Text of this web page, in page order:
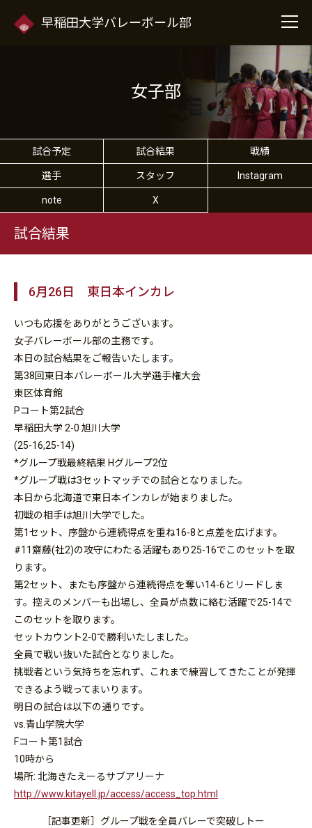
早稲田大学バレーボール部
女子部
試合予定 試合結果 戦績
選手 スタッフ Instagram
note X
試合結果
6月26日 東日本インカレ
いつも応援をありがとうございます。
女子バレーボール部の主務です。
本日の試合結果をご報告いたします。
第38回東日本バレーボール大学選手権大会
東区体育館
Pコート第2試合
早稲田大学 2-0 旭川大学
(25-16,25-14)
*グループ戦最終結果 Hグループ2位
*グループ戦は3セットマッチでの試合となりました。
本日から北海道で東日本インカレが始まりました。
初戦の相手は旭川大学でした。
第1セット、序盤から連続得点を重ね16-8と点差を広げます。
#11齋藤(社2)の攻守にわたる活躍もあり25-16でこのセットを取
ります。
第2セット、またも序盤から連続得点を奪い14-6とリードしま
す。控えのメンバーも出場し、 全員が点数に絡む活躍で25-14で
このセットを取ります。
セットカウント2-0で勝利いたしました。
全員で戦い抜いた試合となりました。
挑戦者という気持ちを忘れず、
これまで練習してきたことが発揮
できるよう戦ってまいります。
明日の試合は以下の通りです。
vs.青山学院大学
Fコート第1試合
10時から
場所: 北海きたえーるサブアリーナ
http://www.kitayell.jp/access/access_top.html
［記事更新］グループ戦を全員バレーで突破しトー